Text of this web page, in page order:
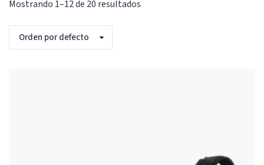
Mostrando 1–12 de 20 resultados